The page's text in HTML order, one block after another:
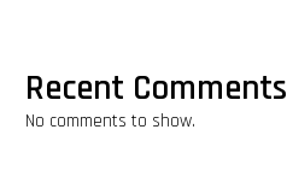
Recent Comments
No comments to show.